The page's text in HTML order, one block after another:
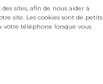
sites, afin de nous aider à
site. Les cookies sont de petits
votre téléphone lorsque vous